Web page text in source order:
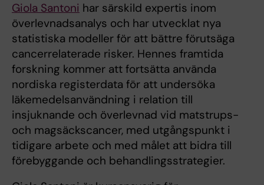
Giola Santoni har särskild expertis inom
överlevnadsanalys och har utvecklat nya
statistiska modeller för att bättre förutsäga
cancerrelaterade risker. Hennes framtida
forskning kommer att fortsätta använda
nordiska registerdata för att undersöka
läkemedelsanvändning i relation till
insjuknande och överlevnad vid matstrups-
och magsäckscancer, med utgångspunkt i
tidigare arbete och med målet att bidra till
förebyggande och behandlingsstrategier.